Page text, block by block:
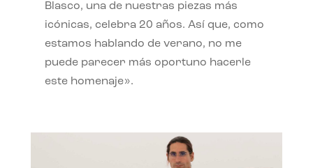
Blasco, una de nuestras piezas más
icónicas, celebra 20 años. Así que, como
estamos hablando de verano, no me
puede parecer más oportuno hacerle
este homenaje».